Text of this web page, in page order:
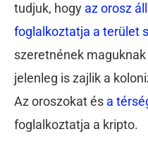
tudjuk, hogy az orosz
foglalkoztatja a terület
szeretnének
jelenleg is zajlik a
Az oroszokat és a
foglalkoztatja a kripto.